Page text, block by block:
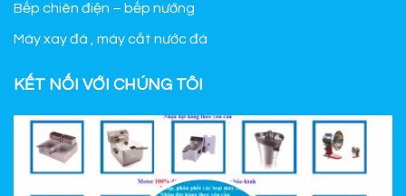
Bếp chiên điện – bếp nướng
Máy xay đá , máy cắt nước đá
KẾT NỐI VỚI CHÚNG TÔI